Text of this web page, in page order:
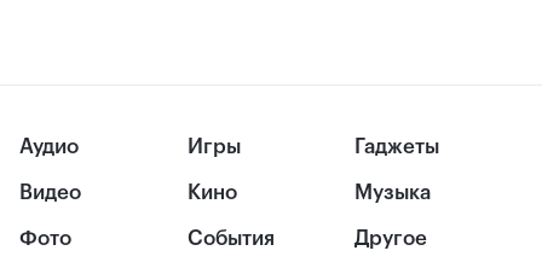
Аудио
Видео
Фото
Игры
Кино
События
Гаджеты
Музыка
Другое